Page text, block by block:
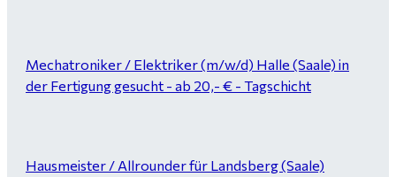
Mechatroniker / Elektriker (m/w/d) Halle (Saale) in
der Fertigung gesucht - ab 20,- € - Tagschicht
Hausmeister / Allrounder für Landsberg (Saale)